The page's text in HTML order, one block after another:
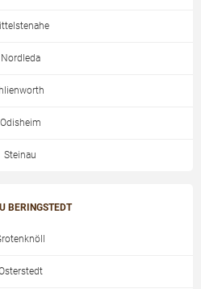
Nordleda
Ihlienworth
Odisheim
Steinau
BERINGSTEDT